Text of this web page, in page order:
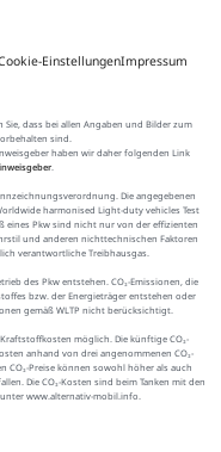
EinstellungenImpressum
dass bei allen Angaben und Bilder zum
sind.
haben wir daher folgenden Link
.
Die angegebenen
harmonised Light-duty vehicles Test
eines Pkw sind nicht nur von der effizienten
und anderen nichttechnischen Faktoren
verantwortliche Treibhausgas.
des Pkw entstehen. CO₂-Emissionen, die
bzw. der Energieträger entstehen oder
gemäß WLTP nicht berücksichtigt.
möglich. Die künftige CO₂-
anhand von drei angenommenen CO₂-
CO₂-Preise können sowohl höher als auch
Die CO₂-Kosten sind beim Tanken mit den
www.alternativ-mobil.info.